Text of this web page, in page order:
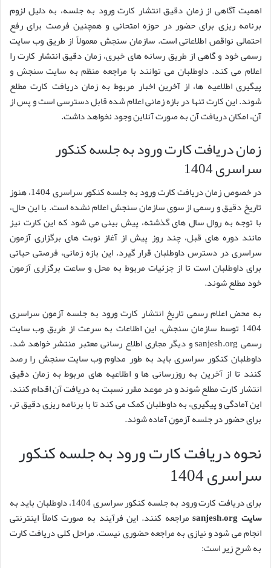
اهمیت آگاهی از زمان دقیق انتشار کارت ورود به جلسه، به دلیل لزوم
برنامه ریزی برای حضور در حوزه امتحانی و همچنین فرصت برای رفع
احتمالی نواقص اطلاعاتی است. سازمان سنجش معمولاً از طریق وب سایت
رسمی خود و گاهی از طریق رسانه های خبری، زمان دقیق انتشار کارت را
اعلام می کند. داوطلبان می توانند با مراجعه منظم به سایت سنجش و
پیگیری اطلاعیه ها، از آخرین اخبار مربوط به زمان دریافت کارت مطلع
شوند. این کارت تنها در بازه زمانی اعلام شده قابل دسترسی است و پس از
آن، امکان دریافت آن به صورت آنلاین وجود نخواهد داشت.
زمان دریافت کارت ورود به جلسه کنکور
سراسری 1404
در خصوص زمان دریافت کارت ورود به جلسه کنکور سراسری 1404، هنوز
تاریخ دقیق و رسمی از سوی سازمان سنجش اعلام نشده است. با این حال،
با توجه به روال سال های گذشته، پیش بینی می شود که این کارت نیز
مانند دوره های قبل، چند روز پیش از آغاز نوبت های برگزاری آزمون
سراسری در دسترس داوطلبان قرار گیرد. این بازه زمانی، فرصتی حیاتی
برای داوطلبان است تا از جزئیات مربوط به محل و ساعت برگزاری آزمون
خود مطلع شوند.
به محض اعلام رسمی تاریخ انتشار کارت ورود به جلسه آزمون سراسری
1404 توسط سازمان سنجش، این اطلاعات به سرعت از طریق وب سایت
رسمی sanjesh.org و دیگر مجاری اطلاع رسانی معتبر منتشر خواهد شد.
داوطلبان کنکور سراسری باید به طور مداوم وب سایت سنجش را رصد
کنند تا از آخرین به روزرسانی ها و اطلاعیه های مربوط به زمان دقیق
انتشار کارت مطلع شوند و در موعد مقرر نسبت به دریافت آن اقدام کنند.
این آمادگی و پیگیری، به داوطلبان کمک می کند تا با برنامه ریزی دقیق تر،
برای حضور در جلسه آزمون آماده شوند.
نحوه دریافت کارت ورود به جلسه کنکور
سراسری 1404
برای دریافت کارت ورود به جلسه کنکور سراسری 1404، داوطلبان باید به
سایت sanjesh.org
مراجعه کنند. این فرآیند به صورت کاملاً اینترنتی
انجام می شود و نیازی به مراجعه حضوری نیست. مراحل کلی دریافت کارت
به شرح زیر است: